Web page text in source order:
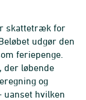
skattetræk for
udgør den
feriepenge.
der løbende
og
hvilken